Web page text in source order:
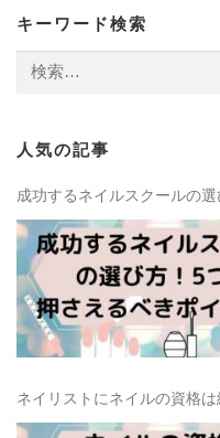
キーワード検索
人気の記事
成功するネイルスクールの
ネイリストにネイルの資格